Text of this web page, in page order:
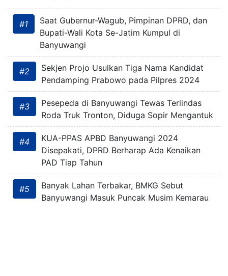
#1
Saat Gubernur-Wagub, Pimpinan DPRD, dan
Bupati-Wali Kota Se-Jatim Kumpul di
Banyuwangi
#2
Sekjen Projo Usulkan Tiga Nama Kandidat
Pendamping Prabowo pada Pilpres 2024
#3
Pesepeda di Banyuwangi Tewas Terlindas
Roda Truk Tronton, Diduga Sopir Mengantuk
#4
KUA-PPAS APBD Banyuwangi 2024
Disepakati, DPRD Berharap Ada Kenaikan
PAD Tiap Tahun
#5
Banyak Lahan Terbakar, BMKG Sebut
Banyuwangi Masuk Puncak Musim Kemarau